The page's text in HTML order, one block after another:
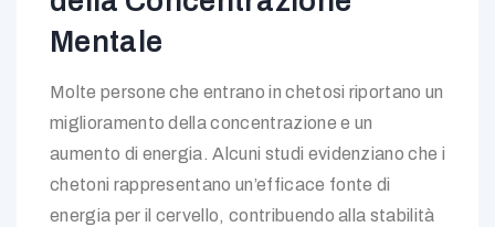
Mentale
Molte persone che entrano in chetosi riportano un
miglioramento della concentrazione e un
aumento di energia. Alcuni studi evidenziano che i
chetoni rappresentano un’efficace fonte di
energia per il cervello, contribuendo alla stabilità